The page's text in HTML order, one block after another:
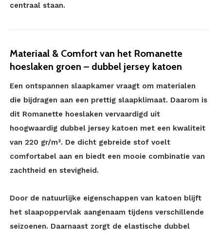
centraal staan.
Materiaal & Comfort van het Romanette
hoeslaken groen – dubbel jersey katoen
Een ontspannen slaapkamer vraagt om materialen
die bijdragen aan een prettig slaapklimaat. Daarom is
dit Romanette hoeslaken vervaardigd uit
hoogwaardig dubbel jersey katoen met een kwaliteit
van 220 gr/m². De dicht gebreide stof voelt
comfortabel aan en biedt een mooie combinatie van
zachtheid en stevigheid.
Door de natuurlijke eigenschappen van katoen blijft
het slaapoppervlak aangenaam tijdens verschillende
seizoenen. Daarnaast zorgt de elastische dubbel